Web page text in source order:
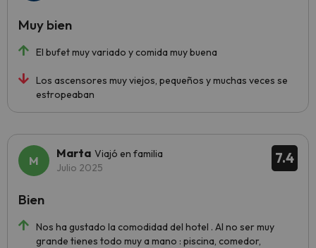
El bufet muy variado y comida muy buena
Los ascensores muy viejos, pequeños y muchas veces se
estropeaban
Muy bien
7.4
Marta Viajó en familia
Julio 2025
Nos ha gustado la comodidad del hotel . Al no ser muy
grande tienes todo muy a mano : piscina, comedor,
Bien